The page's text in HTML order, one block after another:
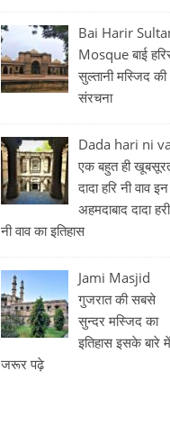
Bai Harir
Mosque बाई
सुल्तानी मस्जिद की
संरचना
Dada hari ni
एक बहुत ही
दादा हरि नी वाव इन
अहमदाबाद दादा हरी
नी वाव का इतिहास
Jami Masjid
गुजरात की सबसे
सुन्दर मस्जिद का
इतिहास इसके बारे में
जरूर पढ़े